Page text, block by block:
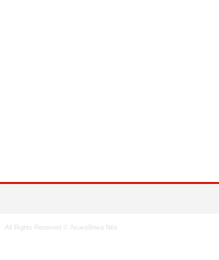
All Rights Reserved © Λευκαδίτικα Νέα